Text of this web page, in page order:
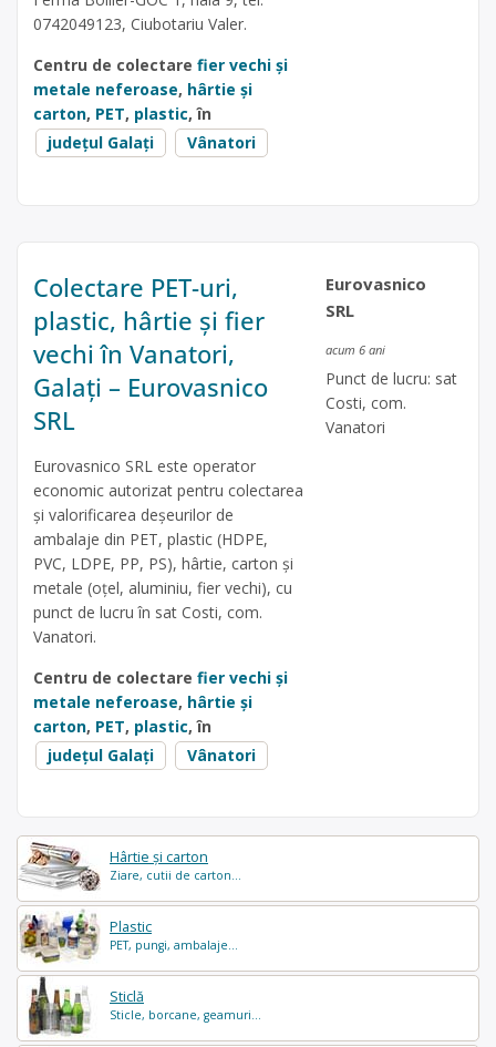
Hârtie și carton
Ziare, cutii de carton...
Plastic
PET, pungi, ambalaje...
Sticlă
Sticle, borcane, geamuri...
0742049123, Ciubotariu Valer.
Centru de colectare fier vechi și
metale neferoase, hârtie și
carton, PET, plastic, în
județul Galați
Vânatori
Colectare PET-uri,
plastic, hârtie și fier
vechi în Vanatori,
Galați – Eurovasnico
SRL
Eurovasnico SRL este operator
economic autorizat pentru colectarea
și valorificarea deșeurilor de
ambalaje din PET, plastic (HDPE,
PVC, LDPE, PP, PS), hârtie, carton și
metale (oțel, aluminiu, fier vechi), cu
punct de lucru în sat Costi, com.
Vanatori.
Centru de colectare fier vechi și
metale neferoase, hârtie și
carton, PET, plastic, în
județul Galați
Vânatori
Eurovasnico
SRL
acum 6 ani
Punct de lucru: sat
Costi, com.
Vanatori